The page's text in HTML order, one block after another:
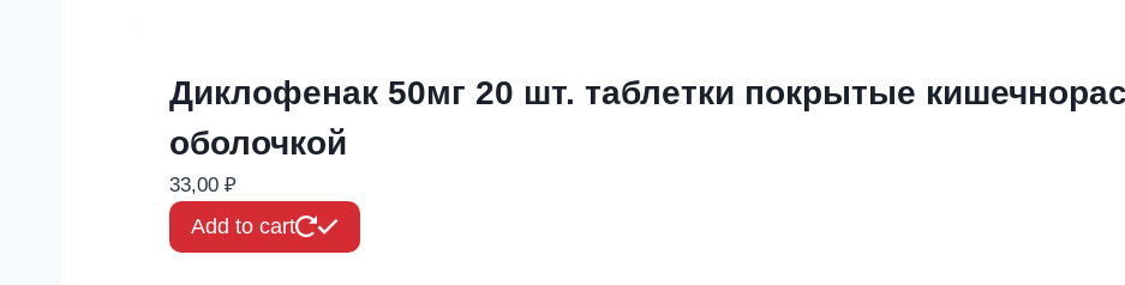
Диклофенак 50мг 20 шт. таблетки покрытые
оболочкой
33,00 ₽
Add to cart